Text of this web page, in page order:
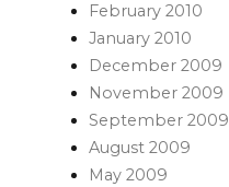
February 2010
January 2010
December 2009
November 2009
September 2009
August 2009
May 2009